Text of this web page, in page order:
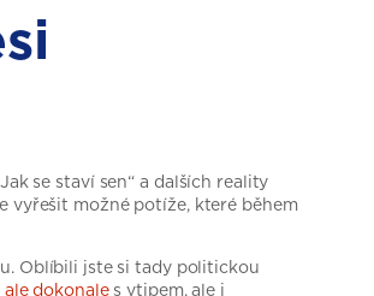
se staví sen“ a dalších reality
vyřešit možné potíže, které během
Oblíbili jste si tady politickou
ale dokonales vtipem, ale i